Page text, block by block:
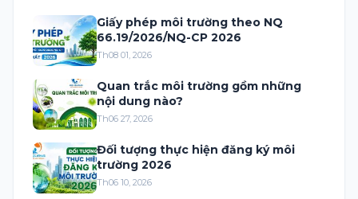
Giấy phép môi trường theo NQ
66.19/2026/NQ-CP 2026
Th08 01, 2026
Quan trắc môi trường gồm những
nội dung nào?
Th06 27, 2026
Đối tượng thực hiện đăng ký môi
trường 2026
Th06 10, 2026